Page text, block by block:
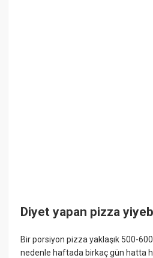
Diyet yapan pizza
Bir porsiyon pizza yaklaşık 500-
nedenle haftada birkaç gün hatta